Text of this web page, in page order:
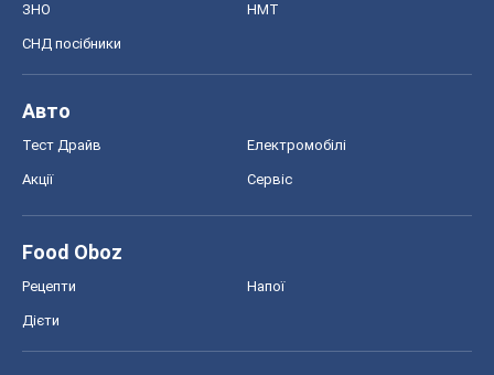
ЗНО НМТ
СНД посібники
Авто
Тест Драйв Електромобілі
Акції Сервіс
Food Oboz
Рецепти Напої
Дієти